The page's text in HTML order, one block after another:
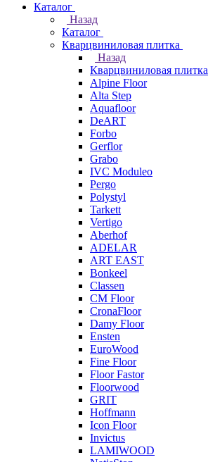
Каталог
Назад
Каталог
Кварцвиниловая плитка
Назад
Кварцвиниловая плитка
Alpine Floor
Alta Step
Aquafloor
DeART
Forbo
Gerflor
Grabo
IVC Moduleo
Pergo
Polystyl
Tarkett
Vertigo
Aberhof
ADELAR
ART EAST
Bonkeel
Classen
CM Floor
CronaFloor
Damy Floor
Ensten
EuroWood
Fine Floor
Floor Fastor
Floorwood
GRIT
Hoffmann
Icon Floor
Invictus
LAMIWOOD